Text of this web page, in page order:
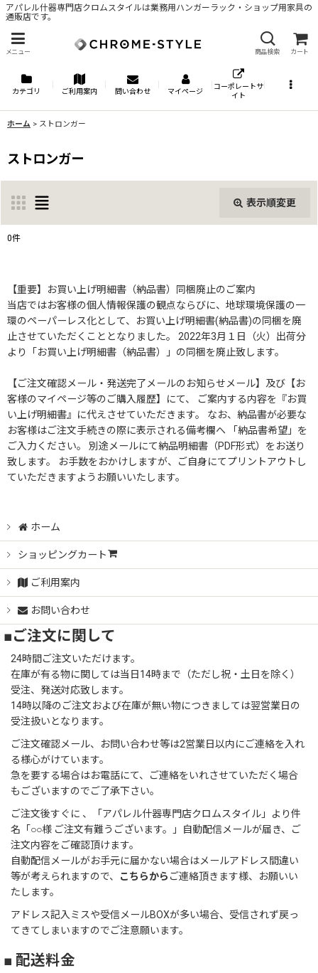
アパレル什器専門店クロムスタイルは業務用ハンガーラック・ショップ用家具の
通販店です。
メニュー 商品検索 カート
カテゴリ ご利用案内 問い合わせ マイページ
コーポレートサ
イト
ホーム > ストロンガー
ストロンガー
表示順変更
並び順:
絞り込む
0件
【重要】お買い上げ明細書（納品書）同梱廃止のご案内
当店ではお客様の個人情報保護の観点ならびに、地球環境保護の一
環のペーパーレス化として、お買い上げ明細書(納品書)の同梱を廃
止させていただくこととなりました。 2022年3月１日（火）出荷分
より「お買い上げ明細書（納品書）」の同梱を廃止致します。
【ご注文確認メール・発送完了メールのお知らせメール】及び【お
客様のマイページ等のご購入履歴】にて、 ご案内する内容を『お買
い上げ明細書』に代えさせていただきます。 なお、納品書が必要な
お客様はご注文手続きの際に表示される備考欄へ 「納品書希望」を
ご入力ください。 別途メールにて納品明細書（PDF形式）をお送り
致します。 お手数をおかけしますが、ご自身にてプリントアウトし
ていただきますようお願いいたします。
ホーム
ショッピングカート
ご利用案内
お問い合わせ
■ご注文に関して
24時間ご注文いただけます。
在庫が有る物に関しては当日14時まで（ただし祝・土日を除く）
受注、発送対応致します。
14時以降のご注文および在庫が無い物につきましては翌営業日の
受注扱いとなります。
ご注文確認メール、お問い合わせ等は2営業日以内にご連絡を入れ
る様心がけています。
急を要する場合はお電話にて、ご連絡をいれさせていただく場合
もございますのでご了承下さい。
ご注文後すぐに 、「アパレル什器専門店クロムスタイル」より件
名「○○様 ご注文有難うございます。」自動配信メールが届き、ご
注文内容をご確認頂けます。
自動配信メールがお手元に届かない場合はメールアドレス間違い
等が考えられますので、
こちらから ご連絡頂きます様、お願いい
たします。
アドレス記入ミスや受信メールBOXが多い場合、受信されず戻っ
てきてしまいますのでご注意願います。
■ 配送料金